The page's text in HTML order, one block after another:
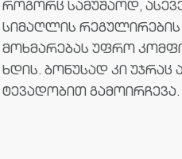
როგორც სამუშაოდ,
სიმაღლის
მოხმარებას უფრო
ხდის. ბონუსად კი
ტევადობით გამოირჩევა.